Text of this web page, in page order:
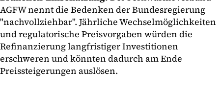
AGFW nennt die Bedenken der Bundesregierung
"nachvollziehbar". Jährliche Wechselmöglichkeiten
und regulatorische Preisvorgaben würden die
Refinanzierung langfristiger Investitionen
erschweren und könnten dadurch am Ende
Preissteigerungen auslösen.